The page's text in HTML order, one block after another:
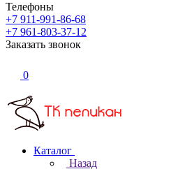
Телефоны
+7 911-991-86-68
+7 961-803-37-12
Заказать звонок
0
Каталог
Назад